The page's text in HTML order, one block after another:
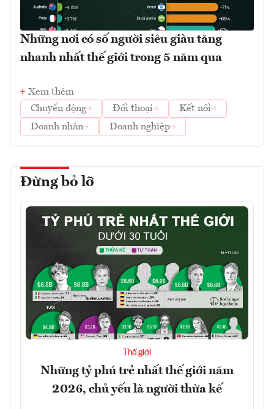
Những nơi có số người siêu giàu tăng
nhanh nhất thế giới trong 5 năm qua
Xem thêm
Chuyển động
Đối thoại
Kết nối
Doanh nhân
Doanh nghiệp
Đừng bỏ lỡ
Thế giới
Những tỷ phú trẻ nhất thế giới năm
2026, chủ yếu là người thừa kế